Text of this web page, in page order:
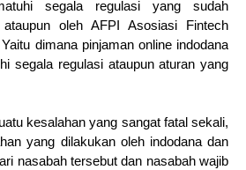
segala regulasi yang sudah
oleh AFPI Asosiasi Fintech
dimana pinjaman online indodana
segala regulasi ataupun aturan yang
kesalahan yang sangat fatal sekali,
yang dilakukan oleh indodana dan
nasabah tersebut dan nasabah wajib